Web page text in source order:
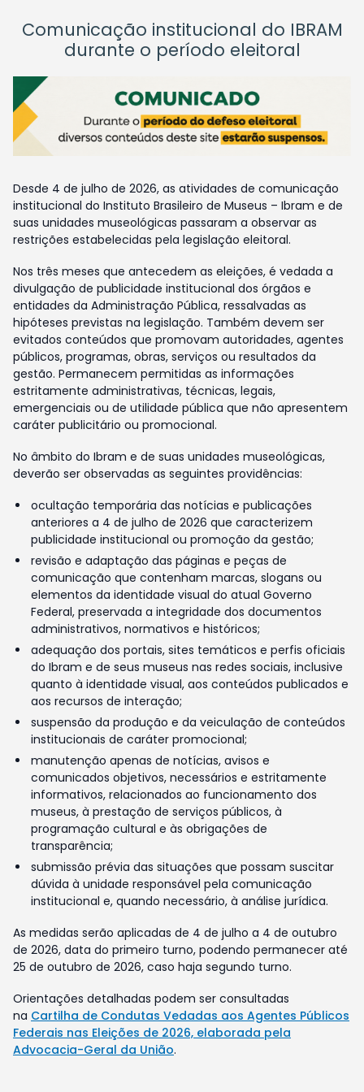
Comunicação institucional do IBRAM
durante o período eleitoral
Desde 4 de julho de 2026, as atividades de comunicação
institucional do Instituto Brasileiro de Museus – Ibram e de
suas unidades museológicas passaram a observar as
restrições estabelecidas pela legislação eleitoral.
Nos três meses que antecedem as eleições, é vedada a
divulgação de publicidade institucional dos órgãos e
entidades da Administração Pública, ressalvadas as
hipóteses previstas na legislação. Também devem ser
evitados conteúdos que promovam autoridades, agentes
públicos, programas, obras, serviços ou resultados da
gestão. Permanecem permitidas as informações
estritamente administrativas, técnicas, legais,
emergenciais ou de utilidade pública que não apresentem
caráter publicitário ou promocional.
No âmbito do Ibram e de suas unidades museológicas,
deverão ser observadas as seguintes providências:
ocultação temporária das notícias e publicações
anteriores a 4 de julho de 2026 que caracterizem
publicidade institucional ou promoção da gestão;
revisão e adaptação das páginas e peças de
comunicação que contenham marcas, slogans ou
elementos da identidade visual do atual Governo
Federal, preservada a integridade dos documentos
administrativos, normativos e históricos;
adequação dos portais, sites temáticos e perfis oficiais
do Ibram e de seus museus nas redes sociais, inclusive
quanto à identidade visual, aos conteúdos publicados e
aos recursos de interação;
suspensão da produção e da veiculação de conteúdos
institucionais de caráter promocional;
manutenção apenas de notícias, avisos e
comunicados objetivos, necessários e estritamente
informativos, relacionados ao funcionamento dos
museus, à prestação de serviços públicos, à
programação cultural e às obrigações de
transparência;
submissão prévia das situações que possam suscitar
dúvida à unidade responsável pela comunicação
institucional e, quando necessário, à análise jurídica.
As medidas serão aplicadas de 4 de julho a 4 de outubro
de 2026, data do primeiro turno, podendo permanecer até
25 de outubro de 2026, caso haja segundo turno.
Orientações detalhadas podem ser consultadas
na Cartilha de Condutas Vedadas aos Agentes Públicos
Federais nas Eleições de 2026, elaborada pela
Advocacia-Geral da União.